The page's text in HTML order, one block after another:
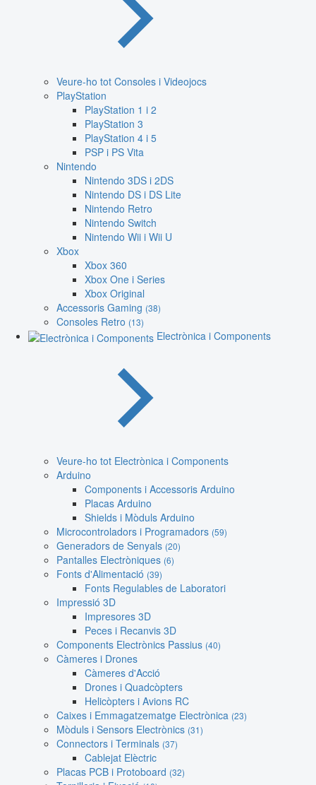
Veure-ho tot Consoles i Videojocs
PlayStation
PlayStation 1 i 2
PlayStation 3
PlayStation 4 i 5
PSP i PS Vita
Nintendo
Nintendo 3DS i 2DS
Nintendo DS i DS Lite
Nintendo Retro
Nintendo Switch
Nintendo Wii i Wii U
Xbox
Xbox 360
Xbox One i Series
Xbox Original
Accessoris Gaming (38)
Consoles Retro (13)
Electrònica i Components
Veure-ho tot Electrònica i Components
Arduino
Components i Accessoris Arduino
Placas Arduino
Shields i Mòduls Arduino
Microcontroladors i Programadors (59)
Generadors de Senyals (20)
Pantalles Electròniques (6)
Fonts d'Alimentació (39)
Fonts Regulables de Laboratori
Impressió 3D
Impresores 3D
Peces i Recanvis 3D
Components Electrònics Passius (40)
Càmeres i Drones
Càmeres d'Acció
Drones i Quadcòpters
Helicòpters i Avions RC
Caixes i Emmagatzematge Electrònica (23)
Mòduls i Sensors Electrònics (31)
Connectors i Terminals (37)
Cablejat Elèctric
Placas PCB i Protoboard (32)